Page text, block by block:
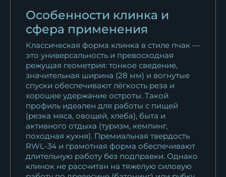
Особенности клинка и
сфера применения
Классическая форма клинка в стиле пчак —
это универсальность и превосходная
режущая геометрия: тонкое сведение,
значительная ширина (28 мм) и вогнутые
спуски обеспечивают лёгкость реза и
хорошее удержание остроты. Такой
профиль идеален для работы с пищей
(резка мяса, овощей, хлеба), быта и
активного отдыха (туризм, кемпинг,
походная кухня). Премиальная твердость
RWL-34 и грамотная форма обеспечивают
длительную работу без подправки. Однако
клинок не рассчитан на тяжелую силовую